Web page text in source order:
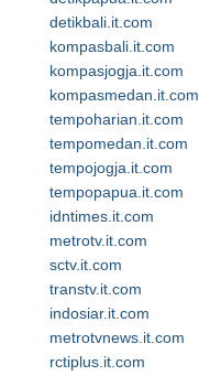
detikbali.it.com
kompasbali.it.com
kompasjogja.it.com
kompasmedan.it.com
tempoharian.it.com
tempomedan.it.com
tempojogja.it.com
tempopapua.it.com
idntimes.it.com
metrotv.it.com
sctv.it.com
transtv.it.com
indosiar.it.com
metrotvnews.it.com
rctiplus.it.com